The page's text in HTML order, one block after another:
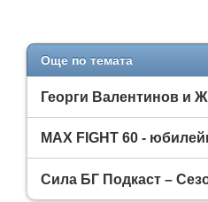
Още по темата